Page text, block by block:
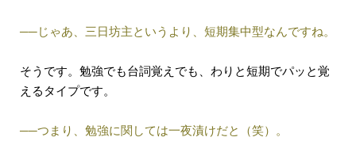
──じゃあ、三日坊主というより、短期集中型なんですね。
そうです。勉強でも台詞覚えでも、わりと短期でパッと覚
えるタイプです。
──つまり、勉強に関しては一夜漬けだと（笑）。